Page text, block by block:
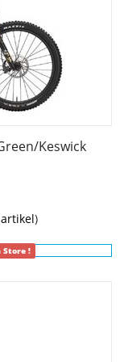
untere
Protektor,
Bronze
Keswick
)
Store !